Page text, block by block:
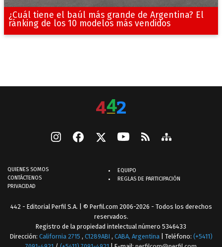
¿Cuál tiene el baúl más grande de Argentina? El
ránking de los 10 modelos más vendidos
QUIENES SOMOS
CONTÁCTENOS
PRIVACIDAD
EQUIPO
REGLAS DE PARTICIPACIÓN
442 - Editorial Perfil S.A. | © Perfil.com 2006-2026 - Todos los derechos
reservados.
Registro de la propiedad intelectual número 5346433
Dirección: California 2715 , C1289ABI , CABA, Argentina | Teléfono: (+5411)